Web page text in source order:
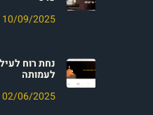
10/09/2025
נחת רוח
לעמותה
02/06/2025